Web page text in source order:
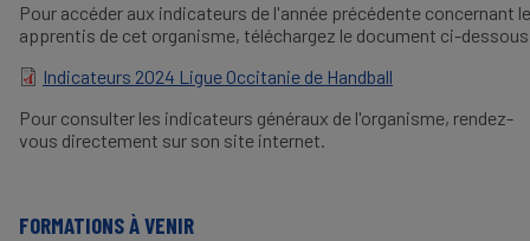
Pour accéder aux indicateurs de l'année précédente concernant
apprentis de cet organisme, téléchargez le document ci-
DOCUMENT
Indicateurs 2024 Ligue Occitanie de Handball
Pour consulter les indicateurs généraux de l'organisme, rendez-
vous directement sur son site internet.
FORMATIONS À VENIR